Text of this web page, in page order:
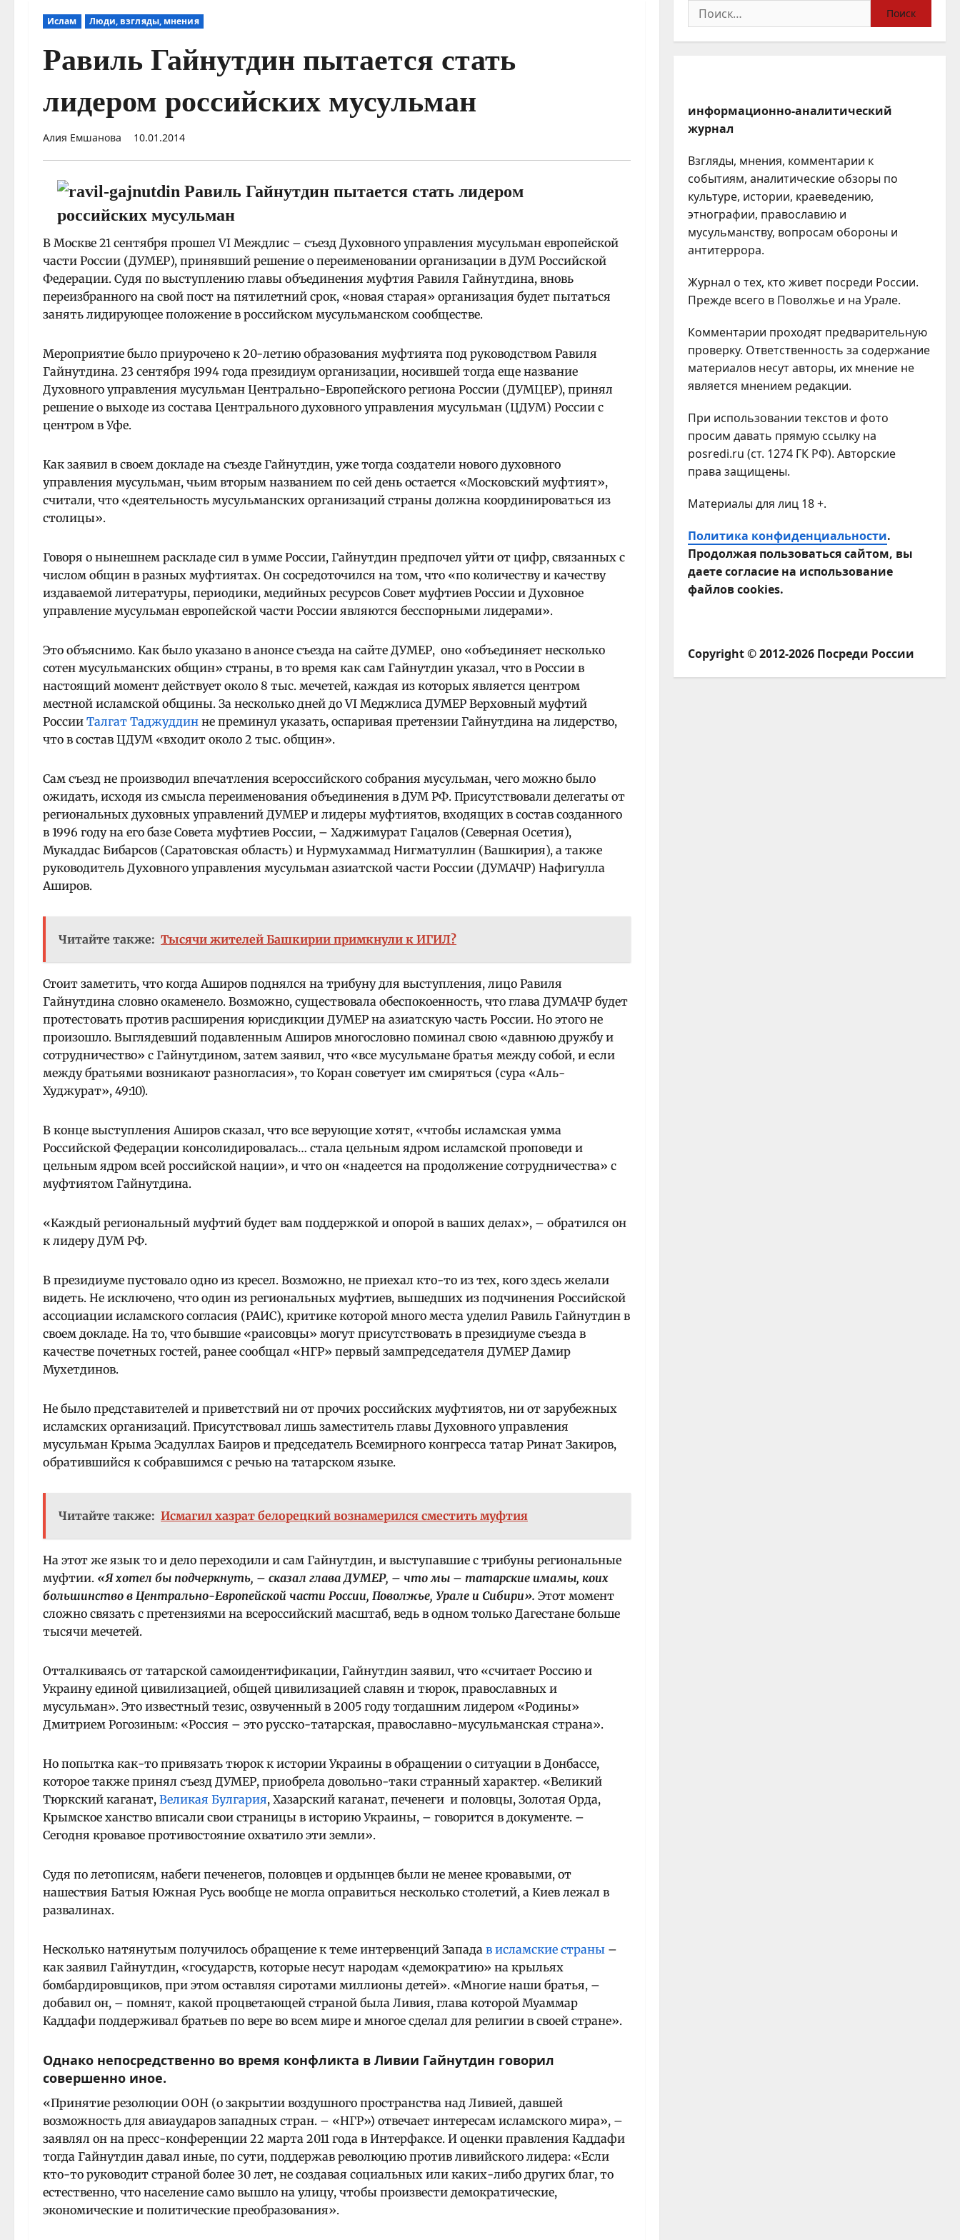
Ислам Люди, взгляды, мнения
Равиль Гайнутдин пытается стать
лидером российских мусульман
Алия Емшанова 10.01.2014
В Москве 21 сентября прошел VI Междлис – съезд Духовного управления мусульман европейской
части России (ДУМЕР), принявший решение о переименовании организации в ДУМ Российской
Федерации. Судя по выступлению главы объединения муфтия Равиля Гайнутдина, вновь
переизбранного на свой пост на пятилетний срок, «новая старая» организация будет пытаться
занять лидирующее положение в российском мусульманском сообществе.
Мероприятие было приурочено к 20-летию образования муфтията под руководством Равиля
Гайнутдина. 23 сентября 1994 года президиум организации, носившей тогда еще название
Духовного управления мусульман Центрально-Европейского региона России (ДУМЦЕР), принял
решение о выходе из состава Центрального духовного управления мусульман (ЦДУМ) России с
центром в Уфе.
Как заявил в своем докладе на съезде Гайнутдин, уже тогда создатели нового духовного
управления мусульман, чьим вторым названием по сей день остается «Московский муфтият»,
считали, что «деятельность мусульманских организаций страны должна координироваться из
столицы».
Говоря о нынешнем раскладе сил в умме России, Гайнутдин предпочел уйти от цифр, связанных с
числом общин в разных муфтиятах. Он сосредоточился на том, что «по количеству и качеству
издаваемой литературы, периодики, медийных ресурсов Совет муфтиев России и Духовное
управление мусульман европейской части России являются бесспорными лидерами».
Это объяснимо. Как было указано в анонсе съезда на сайте ДУМЕР, оно «объединяет несколько
сотен мусульманских общин» страны, в то время как сам Гайнутдин указал, что в России в
настоящий момент действует около 8 тыс. мечетей, каждая из которых является центром
местной исламской общины. За несколько дней до VI Меджлиса ДУМЕР Верховный муфтий
России Талгат Таджуддин не преминул указать, оспаривая претензии Гайнутдина на лидерство,
что в состав ЦДУМ «входит около 2 тыс. общин».
Сам съезд не производил впечатления всероссийского собрания мусульман, чего можно было
ожидать, исходя из смысла переименования объединения в ДУМ РФ. Присутствовали делегаты от
региональных духовных управлений ДУМЕР и лидеры муфтиятов, входящих в состав созданного
в 1996 году на его базе Совета муфтиев России, – Хаджимурат Гацалов (Северная Осетия),
Мукаддас Бибарсов (Саратовская область) и Нурмухаммад Нигматуллин (Башкирия), а также
руководитель Духовного управления мусульман азиатской части России (ДУМАЧР) Нафигулла
Аширов.
Читайте также: Тысячи жителей Башкирии примкнули к ИГИЛ?
Стоит заметить, что когда Аширов поднялся на трибуну для выступления, лицо Равиля
Гайнутдина словно окаменело. Возможно, существовала обеспокоенность, что глава ДУМАЧР будет
протестовать против расширения юрисдикции ДУМЕР на азиатскую часть России. Но этого не
произошло. Выглядевший подавленным Аширов многословно поминал свою «давнюю дружбу и
сотрудничество» с Гайнутдином, затем заявил, что «все мусульмане братья между собой, и если
между братьями возникают разногласия», то Коран советует им смиряться (сура «Аль-
Худжурат», 49:10).
В конце выступления Аширов сказал, что все верующие хотят, «чтобы исламская умма
Российской Федерации консолидировалась… стала цельным ядром исламской проповеди и
цельным ядром всей российской нации», и что он «надеется на продолжение сотрудничества» с
муфтиятом Гайнутдина.
«Каждый региональный муфтий будет вам поддержкой и опорой в ваших делах», – обратился он
к лидеру ДУМ РФ.
В президиуме пустовало одно из кресел. Возможно, не приехал кто-то из тех, кого здесь желали
видеть. Не исключено, что один из региональных муфтиев, вышедших из подчинения Российской
ассоциации исламского согласия (РАИС), критике которой много места уделил Равиль Гайнутдин в
своем докладе. На то, что бывшие «раисовцы» могут присутствовать в президиуме съезда в
качестве почетных гостей, ранее сообщал «НГР» первый зампредседателя ДУМЕР Дамир
Мухетдинов.
Не было представителей и приветствий ни от прочих российских муфтиятов, ни от зарубежных
исламских организаций. Присутствовал лишь заместитель главы Духовного управления
мусульман Крыма Эсадуллах Баиров и председатель Всемирного конгресса татар Ринат Закиров,
обратившийся к собравшимся с речью на татарском языке.
Читайте также: Исмагил хазрат белорецкий вознамерился сместить муфтия
На этот же язык то и дело переходили и сам Гайнутдин, и выступавшие с трибуны региональные
муфтии. «Я хотел бы подчеркнуть, – сказал глава ДУМЕР, – что мы – татарские имамы, коих
большинство в Центрально-Европейской части России, Поволжье, Урале и Сибири». Этот момент
сложно связать с претензиями на всероссийский масштаб, ведь в одном только Дагестане больше
тысячи мечетей.
Отталкиваясь от татарской самоидентификации, Гайнутдин заявил, что «считает Россию и
Украину единой цивилизацией, общей цивилизацией славян и тюрок, православных и
мусульман». Это известный тезис, озвученный в 2005 году тогдашним лидером «Родины»
Дмитрием Рогозиным: «Россия – это русско-татарская, православно-мусульманская страна».
Но попытка как-то привязать тюрок к истории Украины в обращении о ситуации в Донбассе,
которое также принял съезд ДУМЕР, приобрела довольно-таки странный характер. «Великий
Тюркский каганат, Великая Булгария, Хазарский каганат, печенеги и половцы, Золотая Орда,
Крымское ханство вписали свои страницы в историю Украины, – говорится в документе. –
Сегодня кровавое противостояние охватило эти земли».
Судя по летописям, набеги печенегов, половцев и ордынцев были не менее кровавыми, от
нашествия Батыя Южная Русь вообще не могла оправиться несколько столетий, а Киев лежал в
развалинах.
Несколько натянутым получилось обращение к теме интервенций Запада в исламские страны –
как заявил Гайнутдин, «государств, которые несут народам «демократию» на крыльях
бомбардировщиков, при этом оставляя сиротами миллионы детей». «Многие наши братья, –
добавил он, – помнят, какой процветающей страной была Ливия, глава которой Муаммар
Каддафи поддерживал братьев по вере во всем мире и многое сделал для религии в своей стране».
Однако непосредственно во время конфликта в Ливии Гайнутдин говорил
совершенно иное.
«Принятие резолюции ООН (о закрытии воздушного пространства над Ливией, давшей
возможность для авиаударов западных стран. – «НГР») отвечает интересам исламского мира», –
заявлял он на пресс-конференции 22 марта 2011 года в Интерфаксе. И оценки правления Каддафи
тогда Гайнутдин давал иные, по сути, поддержав революцию против ливийского лидера: «Если
кто-то руководит страной более 30 лет, не создавая социальных или каких-либо других благ, то
естественно, что население само вышло на улицу, чтобы произвести демократические,
экономические и политические преобразования».
Найти:
информационно-аналитический
журнал
Взгляды, мнения, комментарии к
событиям, аналитические обзоры по
культуре, истории, краеведению,
этнографии, православию и
мусульманству, вопросам обороны и
антитеррора.
Журнал о тех, кто живет посреди России.
Прежде всего в Поволжье и на Урале.
Комментарии проходят предварительную
проверку. Ответственность за содержание
материалов несут авторы, их мнение не
является мнением редакции.
При использовании текстов и фото
просим давать прямую ссылку на
posredi.ru (ст. 1274 ГК РФ). Авторские
права защищены.
Материалы для лиц 18 +.
Политика конфиденциальности.
Продолжая пользоваться сайтом, вы
даете согласие на использование
файлов cookies.
Copyright © 2012-2026 Посреди России